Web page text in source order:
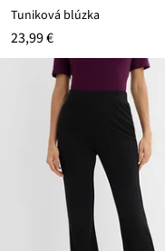
Tuniková blúzka
23,99 €